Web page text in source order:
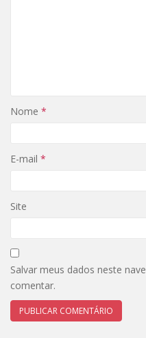
Nome *
E-mail *
Site
Salvar meus dados neste
comentar.